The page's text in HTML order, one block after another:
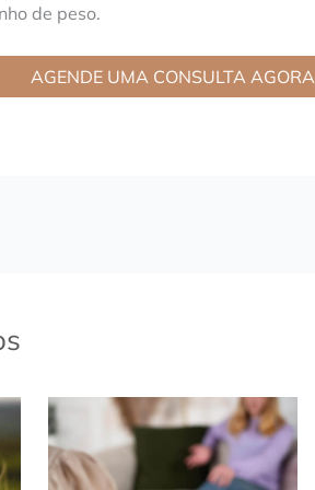
de peso.
AGENDE UMA CONSULTA AGORA